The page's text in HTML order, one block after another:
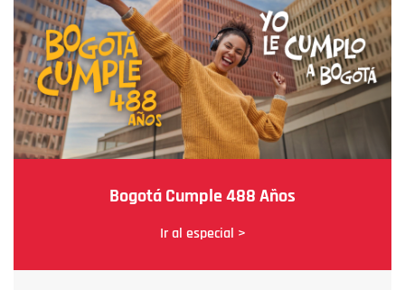
Bogotá Cumple 488 Años
Ir al especial >